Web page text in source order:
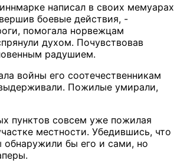
написал в своих мемуарах
боевые действия, -
помогала норвежцам
духом. Почувствовав
радушием.
войны его соотечественникам
выдерживали. Пожилые умирали,
пунктов совсем уже пожилая
местности. Убедившись, что
бы его и сами, но